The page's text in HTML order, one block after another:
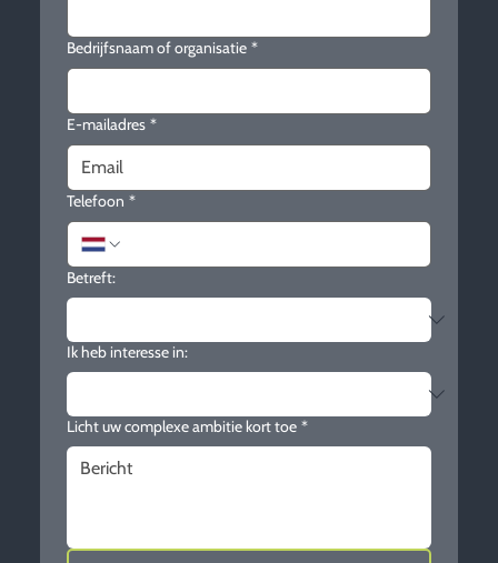
Bedrijfsnaam of organisatie *
E-mailadres *
Telefoon *
Betreft:
Ik heb interesse in:
Licht uw complexe ambitie kort toe *